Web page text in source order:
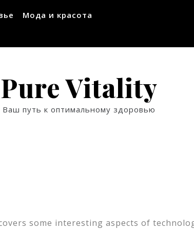
Мода и красота
Pure Vitality
Ваш путь к оптимальному здоровью
some interesting aspects of